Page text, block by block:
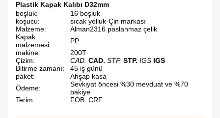
Plastik Kapak Kalıbı D32mm
boşluk:
16 boşluk
koşucu:
sıcak yolluk-Çin markası
Malzeme:
Alman2316 paslanmaz çelik
Kapak
malzemesi:
PP
makine:
200T
Çizim:
CAD. CAD. STP. STP. IGS IGS
Bitirme zamanı:
45 iş günü
paket:
Ahşap kasa
Ödeme:
Sevkiyat öncesi %30 mevduat ve %70
bakiye
Terim:
FOB. CRF